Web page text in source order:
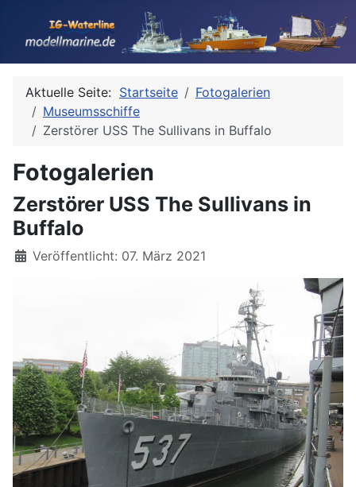
Aktuelle Seite: Startseite
Fotogalerien
Museumsschiffe
Zerstörer USS The Sullivans in Buffalo
Fotogalerien
Zerstörer USS The Sullivans in
Buffalo
Details
Veröffentlicht: 07. März 2021